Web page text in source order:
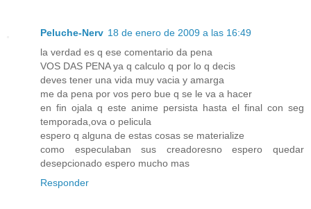
Peluche-Nerv 18 de enero de 2009 a las 16:49
la verdad es q ese comentario da pena
VOS DAS PENA ya q calculo q por lo q decis
deves tener una vida muy vacia y amarga
me da pena por vos pero bue q se le va a hacer
en fin ojala q este anime persista hasta el final con seg
temporada,ova o pelicula
espero q alguna de estas cosas se materialize
como especulaban sus creadoresno espero quedar
desepcionado espero mucho mas
Responder